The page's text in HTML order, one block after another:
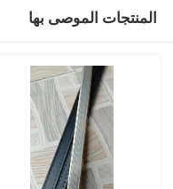
المنتجات الموصى بها